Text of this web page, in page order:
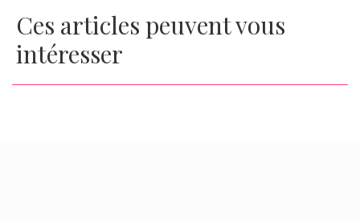
Ces articles peuvent vous
intéresser